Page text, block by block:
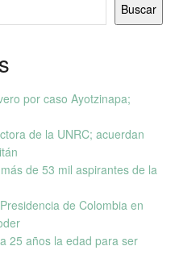
Buscar
por caso Ayotzinapa;
de la UNRC; acuerdan
de 53 mil aspirantes de la
de Colombia en
25 años la edad para ser